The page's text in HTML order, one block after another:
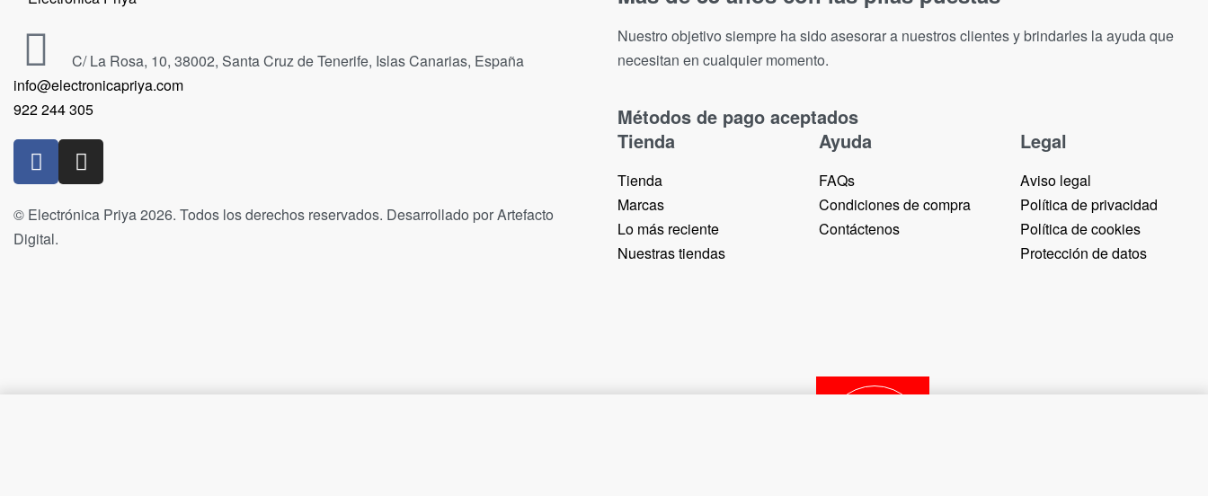
C/ La Rosa, 10, 38002, Santa Cruz de Tenerife, Islas Canarias, España
info@electronicapriya.com
922 244 305
© Electrónica Priya 2026. Todos los derechos reservados. Desarrollado por Artefacto
Digital.
Nuestro objetivo siempre ha sido asesorar a nuestros clientes y brindarles la ayuda que
necesitan en cualquier momento.
Métodos de pago aceptados
Tienda
Tienda
Marcas
Lo más reciente​
Nuestras tiendas​
Ayuda
FAQs
Condiciones de compra
Contáctenos
Legal
Aviso legal
Política de privacidad
Política de cookies
Protección de datos